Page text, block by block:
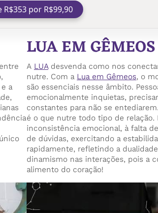
R$353 por R$99,90
a
LUA EM GÊMEOS
A LUAdesvenda como nos
nutre. Com a Lua em Gêmeos, o
são essenciais nesse âmbito.
emocionalmente inquietas,
constantes para não se
é o que nutre todo tipo de
inconsistência emocional, à falta
de dúvidas, exercitando a
rapidamente, refletindo a
dinamismo nas interações, pois a
alimento do coração!